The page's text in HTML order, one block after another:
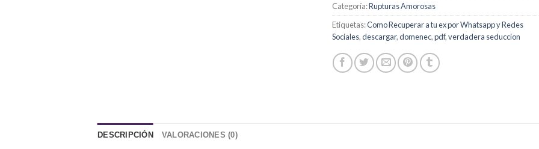
Categoría:Rupturas Amorosas
Etiquetas:Como Recuperar a tu ex por Whatsapp y Redes
Sociales,descargar,domenec,pdf,verdadera seduccion
DESCRIPCIÓN VALORACIONES (0)